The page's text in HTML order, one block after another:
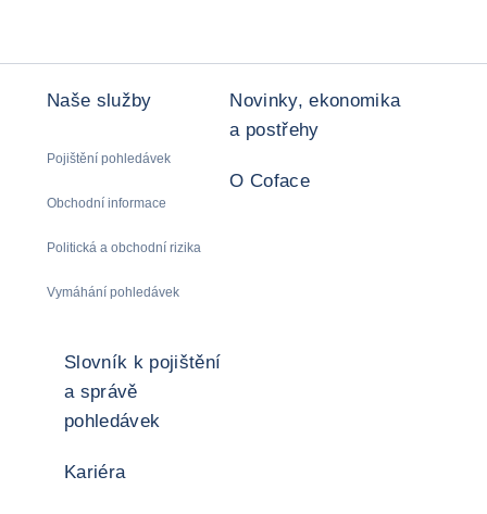
Naše služby
Pojištění pohledávek
Obchodní informace
Politická a obchodní rizika
Vymáhání pohledávek
Novinky, ekonomika
a postřehy
O Coface
Slovník k pojištění
a správě
pohledávek
Kariéra